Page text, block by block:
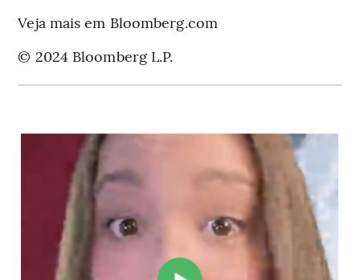
Veja mais em Bloomberg.com
© 2024 Bloomberg L.P.